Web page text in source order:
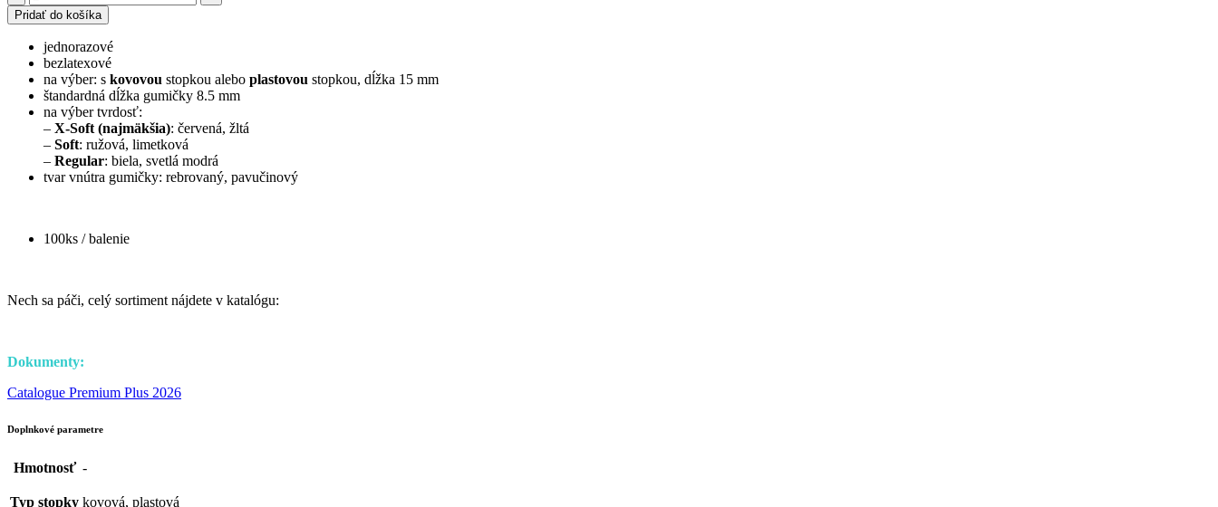
Pridať do košíka
jednorazové
bezlatexové
na výber: s kovovou stopkou alebo plastovou stopkou, dĺžka 15 mm
štandardná dĺžka gumičky 8.5 mm
na výber tvrdosť:
– X-Soft (najmäkšia): červená, žltá
– Soft: ružová, limetková
– Regular: biela, svetlá modrá
tvar vnútra gumičky: rebrovaný, pavučinový
100ks / balenie
Nech sa páči, celý sortiment nájdete v katalógu:
Dokumenty:
Catalogue Premium Plus 2026
Doplnkové parametre
Hmotnosť -
Typ stopky kovová, plastová